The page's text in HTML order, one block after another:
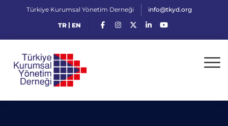
Türkiye Kurumsal Yönetim Derneği info@tkyd.org
TR| EN